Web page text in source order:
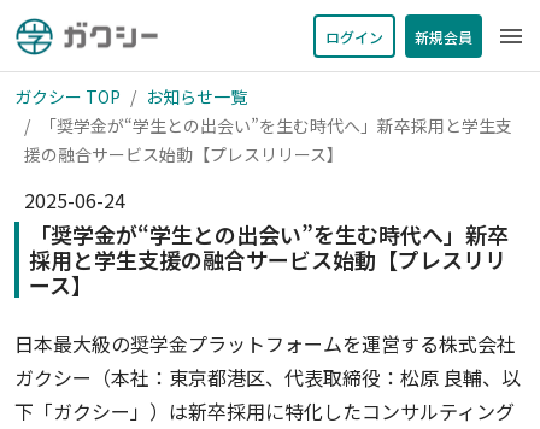
ログイン 新規会員 menu
ガクシー TOP
お知らせ一覧
「奨学金が“学生との出会い”を生む時代へ」新卒採用と学生支
援の融合サービス始動【プレスリリース】
2025-06-24
「奨学金が“学生との出会い”を生む時代へ」新卒
採用と学生支援の融合サービス始動【プレスリリ
ース】
日本最大級の奨学金プラットフォームを運営する株式会社
ガクシー（本社：東京都港区、代表取締役：松原 良輔、以
下「ガクシー」）は新卒採用に特化したコンサルティング